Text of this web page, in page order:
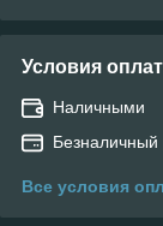
Условия
Наличными
Безналичный
Все условия